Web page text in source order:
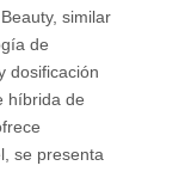
similar
de
dosificación
híbrida de
se presenta